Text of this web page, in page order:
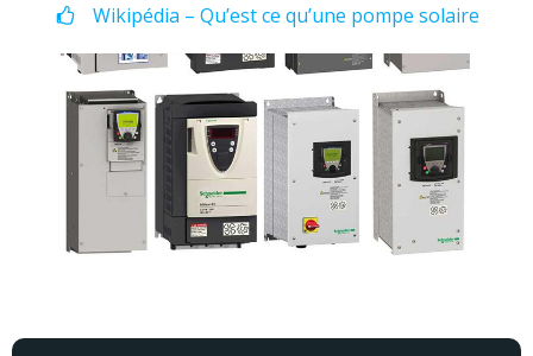
Wikipédia – Qu’est ce qu’une pompe solaire